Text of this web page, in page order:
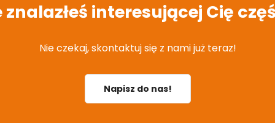
znalazłeś interesującej Cię
Nie czekaj, skontaktuj się z nami już teraz!
Napisz do nas!